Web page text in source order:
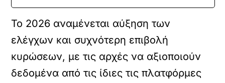
Το 2026 αναμένεται αύξηση των
ελέγχων και συχνότερη επιβολή
κυρώσεων, με τις αρχές να αξιοποιούν
δεδομένα από τις ίδιες τις πλατφόρμες